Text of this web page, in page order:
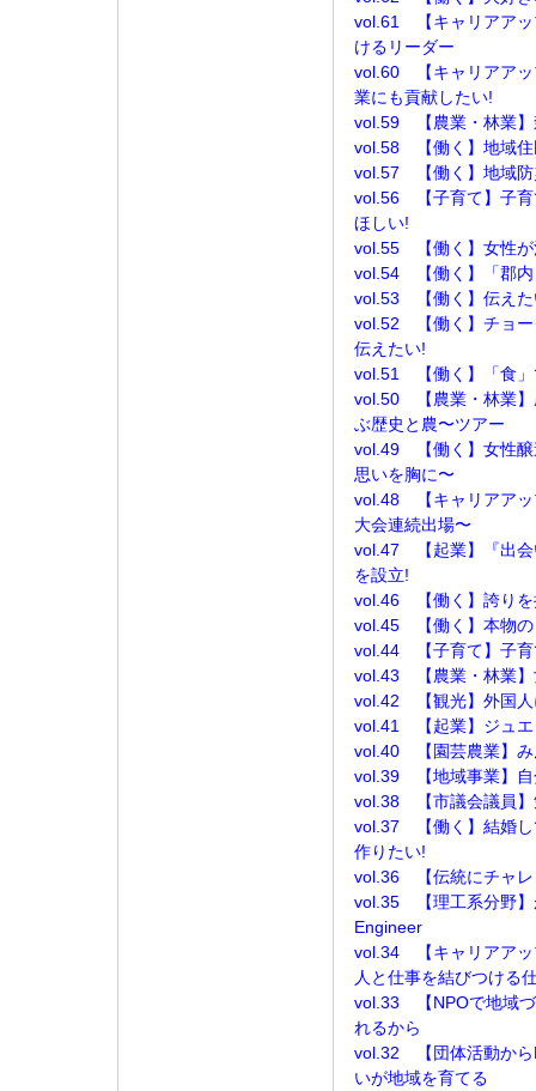
vol.61 【キャリアアッ
けるリーダー
vol.60 【キャリアアッ
業にも貢献したい!
vol.59 【農業・林業】
vol.58 【働く】地域住
vol.57 【働く】地域防
vol.56 【子育て】子育
ほしい!
vol.55 【働く】女性が
vol.54 【働く】「郡内
vol.53 【働く】伝えた
vol.52 【働く】チョー
伝えたい!
vol.51 【働く】「食」
vol.50 【農業・林業】
ぶ歴史と農〜ツアー
vol.49 【働く】女性醸
思いを胸に〜
vol.48 【キャリアアッ
大会連続出場〜
vol.47 【起業】『出会
を設立!
vol.46 【働く】誇りを
vol.45 【働く】本物の
vol.44 【子育て】子育
vol.43 【農業・林業】
vol.42 【観光】外国人
vol.41 【起業】ジュエ
vol.40 【園芸農業】み
vol.39 【地域事業】自
vol.38 【市議会議員】
vol.37 【働く】結婚し
作りたい!
vol.36 【伝統にチャ
vol.35 【理工系分野
Engineer
vol.34 【キャリアア
人と仕事を結びつける
vol.33 【NPOで地域づ
れるから
vol.32 【団体活動から
いが地域を育てる